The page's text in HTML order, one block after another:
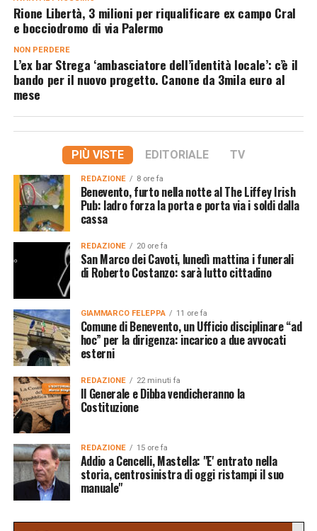
Rione Libertà, 3 milioni per riqualificare ex campo Cral
e bocciodromo di via Palermo
NON PERDERE
L’ex bar Strega ‘ambasciatore dell’identità locale’: c’è il
bando per il nuovo progetto. Canone da 3mila euro al
mese
PIÙ VISTE EDITORIALE TV
REDAZIONE 8 ore fa
Benevento, furto nella notte al The Liffey Irish
Pub: ladro forza la porta e porta via i soldi dalla
cassa
REDAZIONE 20 ore fa
San Marco dei Cavoti, lunedì mattina i funerali
di Roberto Costanzo: sarà lutto cittadino
GIAMMARCO FELEPPA 11 ore fa
Comune di Benevento, un Ufficio disciplinare “ad
hoc” per la dirigenza: incarico a due avvocati
esterni
REDAZIONE 22 minuti fa
Il Generale e Dibba vendicheranno la
Costituzione
REDAZIONE 15 ore fa
Addio a Cencelli, Mastella: "E' entrato nella
storia, centrosinistra di oggi ristampi il suo
manuale"